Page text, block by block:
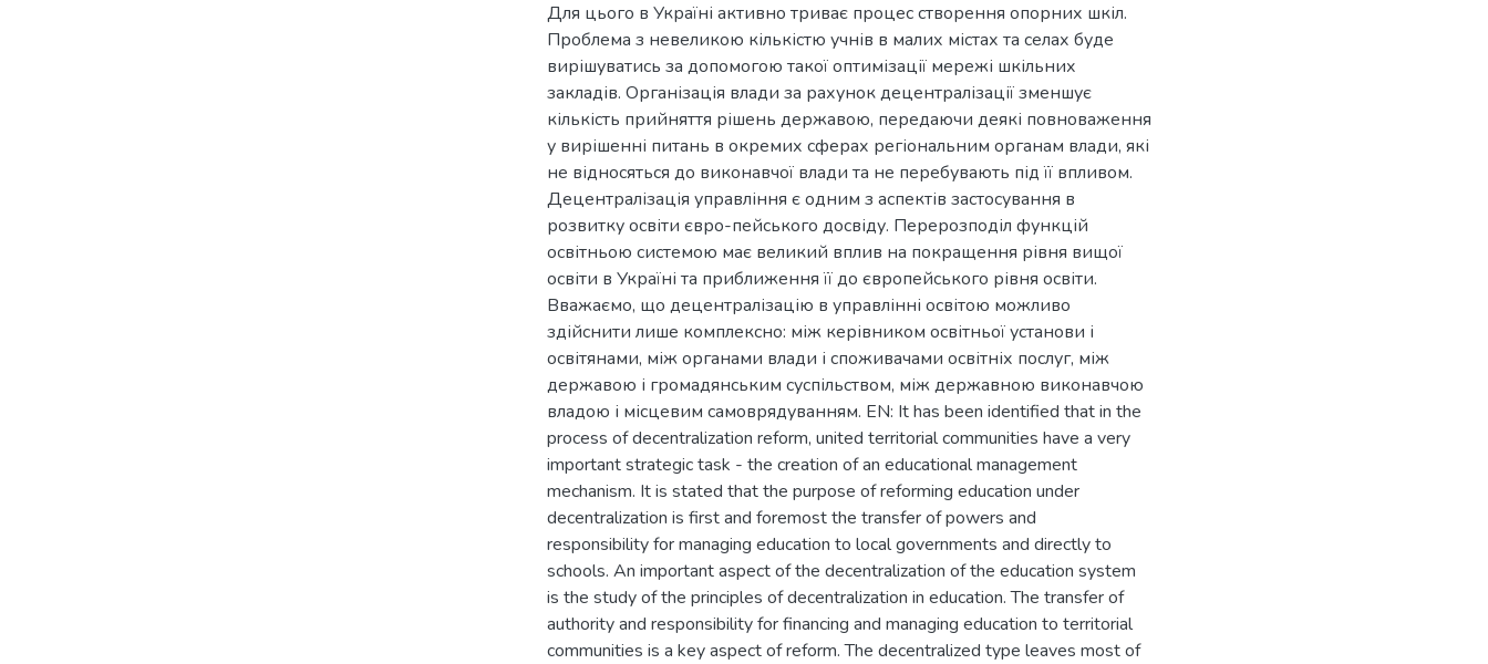
Для цього в Україні активно триває процес створення опорних шкіл.
Проблема з невеликою кількістю учнів в малих містах та селах буде
вирішуватись за допомогою такої оптимізації мережі шкільних
закладів. Організація влади за рахунок децентралізації зменшує
кількість прийняття рішень державою, передаючи деякі повноваження
у вирішенні питань в окремих сферах регіональним органам влади, які
не відносяться до виконавчої влади та не перебувають під її впливом.
Децентралізація управління є одним з аспектів застосування в
розвитку освіти євро-пейського досвіду. Перерозподіл функцій
освітньою системою має великий вплив на покращення рівня вищої
освіти в Україні та приближення її до європейського рівня освіти.
Вважаємо, що децентралізацію в управлінні освітою можливо
здійснити лише комплексно: між керівником освітньої установи і
освітянами, між органами влади і споживачами освітніх послуг, між
державою і громадянським суспільством, між державною виконавчою
владою і місцевим самоврядуванням. EN: It has been identified that in the
process of decentralization reform, united territorial communities have a very
important strategic task - the creation of an educational management
mechanism. It is stated that the purpose of reforming education under
decentralization is first and foremost the transfer of powers and
responsibility for managing education to local governments and directly to
schools. An important aspect of the decentralization of the education system
is the study of the principles of decentralization in education. The transfer of
authority and responsibility for financing and managing education to territorial
communities is a key aspect of reform. The decentralized type leaves most of